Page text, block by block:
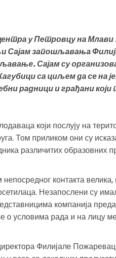
у Петровцу на Млави
Сајам запошљавања
Сајам су
са циљем да се на
радници и грађани
који послују на
Том приликом они су
различитих образовних
контакта
Незапослени су
компанија
условима рада и на лицу
Филијале Пожаревац